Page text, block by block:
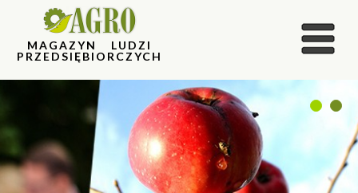
MAGAZYN LUDZI
PRZEDSIĘBIORCZYCH
1 2